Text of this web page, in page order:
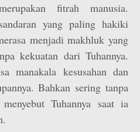
fitrah manusia.
yang paling hakiki
menjadi makhluk yang
kekuatan dari Tuhannya.
manakala kesusahan dan
Bahkan sering tanpa
Tuhannya saat ia